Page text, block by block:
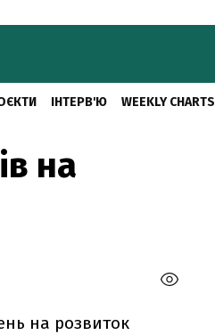
ІНТЕРВ'Ю WEEKLY CHARTS
на
на розвиток